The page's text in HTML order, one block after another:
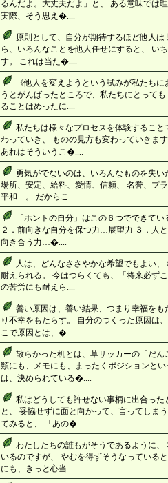
るんだよ。大丈夫だよ」と、 ある意味では
実際、そう思え�....
原則として、自分が期待するほど他人
ら、いろんなことを他人任せにすると、 い
す。 これは当た�....
《他人を変えようという試みが私たち
うとがんばったところで、私たちにとって
ることはめったに....
私たちは様々なプロセスを体験するこ
わっていき、 ものの見方も変わっていきま
あれはそういうこ�....
勇気がでないのは、いろんなものを失
場所、安定、給料、愛情、信頼、 名誉、プ
平和…。 だからこ....
「ホントの自分」はこの６つでできて
２．前向きな自分を保つ力…展望力 ３．人
向き合う力…�....
人は、どんなささやかな希望でもよい
耐えられる。 今はつらくても、「将来必ず
の苦労にも耐えら....
善い原因は、善い結果、つまり幸福を
り不幸をもたらす。 自分のつくった原因は
こで原因とは、�....
散らかった机とは、草サッカーの「だ
類にも、メモにも、まったくポジションと
は、決められている�....
私はどうしても許せない事柄に出合っ
と、 妥協せずに面と向かって、言ってしま
てみると、 「あの�....
わたしたちの誰もがそうであるように
いるのですが、 やむを得ずそうなっている
にも、きっと心当....